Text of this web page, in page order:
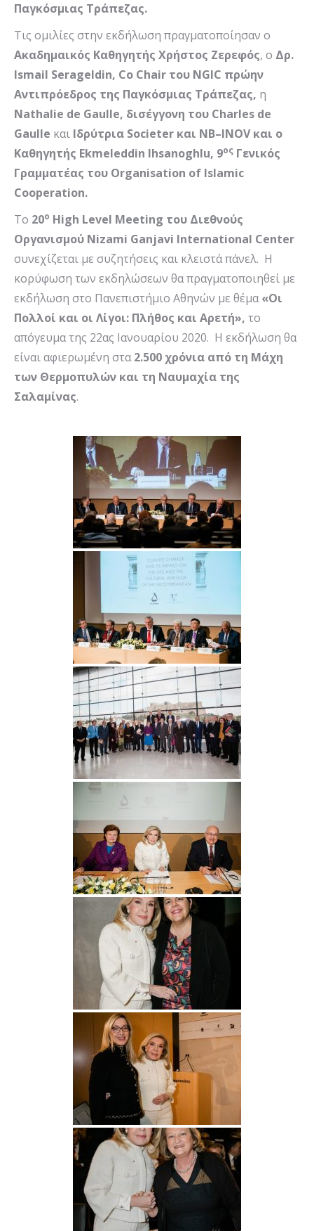
Παγκόσμιας Τράπεζας.
Τις ομιλίες στην εκδήλωση πραγματοποίησαν ο
Ακαδημαικός Καθηγητής Χρήστος Ζερεφός, o Δρ.
Ismail Serageldin, Co Chair του NGIC πρώην
Αντιπρόεδρος της Παγκόσμιας Τράπεζας, η
Nathalie de Gaulle, δισέγγονη του Charles de
Gaulle και Ιδρύτρια Societer και NB–INOVκαι ο
Καθηγητής Ekmeleddin Ihsanoghlu, 9ος Γενικός
Γραμματέας του Organisation of Islamic
Cooperation.
Το 20ο High Level Meeting του Διεθνούς
Οργανισμού Nizami Ganjavi International Center
συνεχίζεται με συζητήσεις και κλειστά πάνελ. Η
κορύφωση των εκδηλώσεων θα πραγματοποιηθεί με
εκδήλωση στο Πανεπιστήμιο Αθηνών με θέμα«Οι
Πολλοί και οι Λίγοι: Πλήθος και Αρετή», το
απόγευμα της 22ας Ιανουαρίου 2020. Η εκδήλωση θα
είναι αφιερωμένη στα2.500 χρόνια από τη Μάχη
των Θερμοπυλών και τη Ναυμαχία της
Σαλαμίνας.